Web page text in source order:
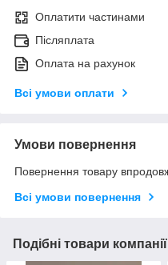
Оплатити частинами
Післяплата
Оплата на рахунок
Всі умови оплати
Умови повернення
Повернення товару
Всі умови повернення
Подібні товари компанії